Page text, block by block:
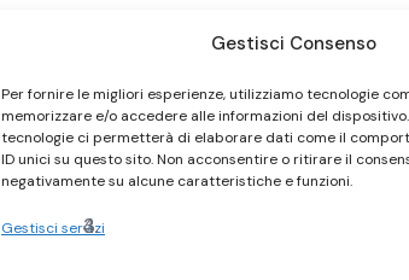
Gestisci Consenso
Per fornire le migliori esperienze, utilizziamo tecnologie
memorizzare e/o accedere alle informazioni del
tecnologie ci permetterà di elaborare dati come il
ID unici su questo sito. Non acconsentire o ritirare il
negativamente su alcune caratteristiche e funzioni.
Gestisci servizi